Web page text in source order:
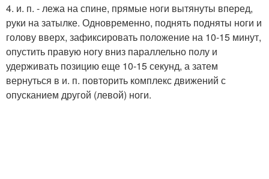
4. и. п. - лежа на спине, прямые ноги вытянуты вперед,
руки на затылке. Одновременно, поднять подняты ноги и
голову вверх, зафиксировать положение на 10-15 минут,
опустить правую ногу вниз параллельно полу и
удерживать позицию еще 10-15 секунд, а затем
вернуться в и. п. повторить комплекс движений с
опусканием другой (левой) ноги.